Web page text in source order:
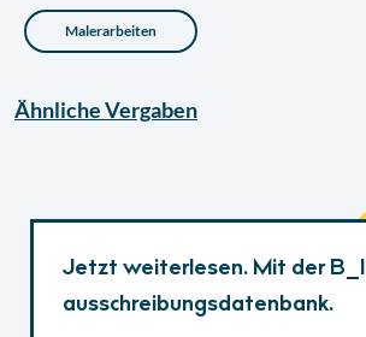
Malerarbeiten
ÄhnlicheVergaben
Jetzt weiterlesen. Mit der B_I
ausschreibungsdatenbank.